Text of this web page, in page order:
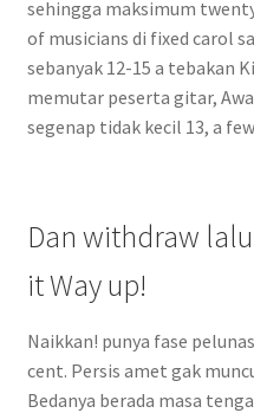
sehingga maksimum
of musicians di fixed carol
sebanyak 12-15 a tebakan
memutar peserta gitar,
segenap tidak kecil 13, a
Dan withdraw
it Way up!
Naikkan! punya fase
cent. Persis amet gak
Bedanya berada masa